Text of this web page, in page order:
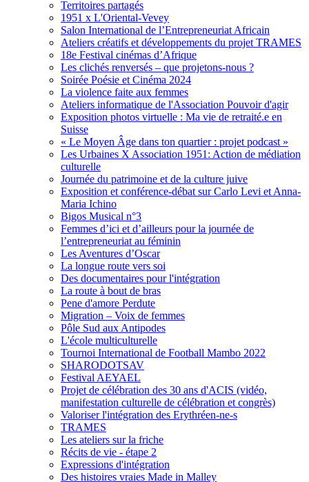
Territoires partagés
1951 x L'Oriental-Vevey
Salon International de l’Entrepreneuriat Africain
Ateliers créatifs et développements du projet TRAMES
18e Festival cinémas d’Afrique
Les clichés renversés – que projetons-nous ?
Soirée Poésie et Cinéma 2024
La violence faite aux femmes
Ateliers informatique de l'Association Pouvoir d'agir
Exposition photos virtuelle : Ma vie de retraité.e en
Suisse
« Le Moyen Âge dans ton quartier : projet podcast »
Les Urbaines X Association 1951: Action de médiation
culturelle
Journée du patrimoine et de la culture juive
Exposition et conférence-débat sur Carlo Levi et Anna-
Maria Ichino
Bigos Musical n°3
Femmes d’ici et d’ailleurs pour la journée de
l’entrepreneuriat au féminin
Les Aventures d’Oscar
La longue route vers soi
Des documentaires pour l'intégration
La route à bout de bras
Pene d'amore Perdute
Migration – Voix de femmes
Pôle Sud aux Antipodes
L'école multiculturelle
Tournoi International de Football Mambo 2022
SHARODOTSAV
Festival AEYAEL
Projet de célébration des 30 ans d'ACIS (vidéo,
manifestation culturelle de célébration et congrès)
Valoriser l'intégration des Erythréen-ne-s
TRAMES
Les ateliers sur la friche
Récits de vie - étape 2
Expressions d'intégration
Des histoires vraies Made in Malley